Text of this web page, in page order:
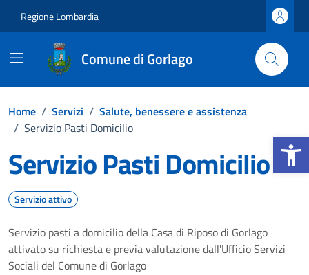
Apri la
Regione Lombardia
Comune di Gorlago
Home / Servizi / Salute, benessere e assistenza
/ Servizio Pasti Domicilio
Servizio Pasti Domicilio
Servizio attivo
Servizio pasti a domicilio della Casa di Riposo di Gorlago
attivato su richiesta e previa valutazione dall'Ufficio Servizi
Sociali del Comune di Gorlago